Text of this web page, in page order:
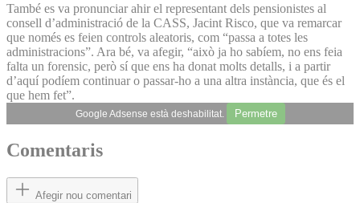
També es va pronunciar ahir el representant dels pensionistes al
consell d’administració de la CASS, Jacint Risco, que va remarcar
que només es feien controls aleatoris, com “passa a totes les
administracions”. Ara bé, va afegir, “això ja ho sabíem, no ens feia
falta un forensic, però sí que ens ha donat molts detalls, i a partir
d’aquí podíem continuar o passar-ho a una altra instància, que és el
que hem fet”.
Google Adsense està deshabilitat. Permetre
Comentaris
Afegir nou comentari